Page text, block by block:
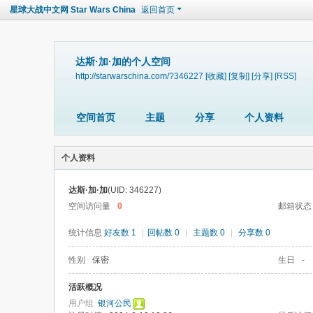
星球大战中文网 Star Wars China 返回首页
达斯·加·加的个人空间
http://starwarschina.com/?346227 [收藏] [复制] [分享] [RSS]
空间首页 主题 分享 个人资料
个人资料
达斯·加·加(UID: 346227)
空间访问量
0 邮箱状态
统计信息 好友数 1 回帖数 0 主题数 0 分享数 0
性别 保密 生日 -
活跃概况
用户组 银河公民